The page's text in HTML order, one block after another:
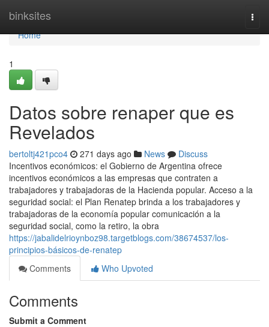
binksites
Home
Home
1
Datos sobre renaper que es
Revelados
bertoltj421pco4 271 days ago News
Discuss
Incentivos económicos: el Gobierno de Argentina ofrece
incentivos económicos a las empresas que contraten a
trabajadores y trabajadoras de la Hacienda popular. Acceso a la
seguridad social: el Plan Renatep brinda a los trabajadores y
trabajadoras de la economía popular comunicación a la
seguridad social, como la retiro, la obra
https://jabalidelrioynboz98.targetblogs.com/38674537/los-
principios-básicos-de-renatep
Comments
Who Upvoted
Comments
Submit a Comment